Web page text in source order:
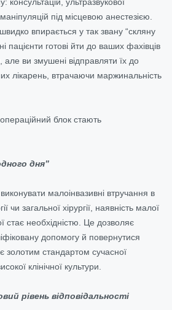
під місцевою анестезією.
впирається у так звану “скляну
пацієнти готові йти до ваших фахівців
але ви змушені відправляти їх до
лікарень, втрачаючи маржинальність
блок стають
дня”
малоінвазивні втручання в
чи загальної хірургії, наявність малої
стає необхідністю. Це дозволяє
допомогу й повернутися
стандартом сучасної
клінічної культури.
рівень відповідальності